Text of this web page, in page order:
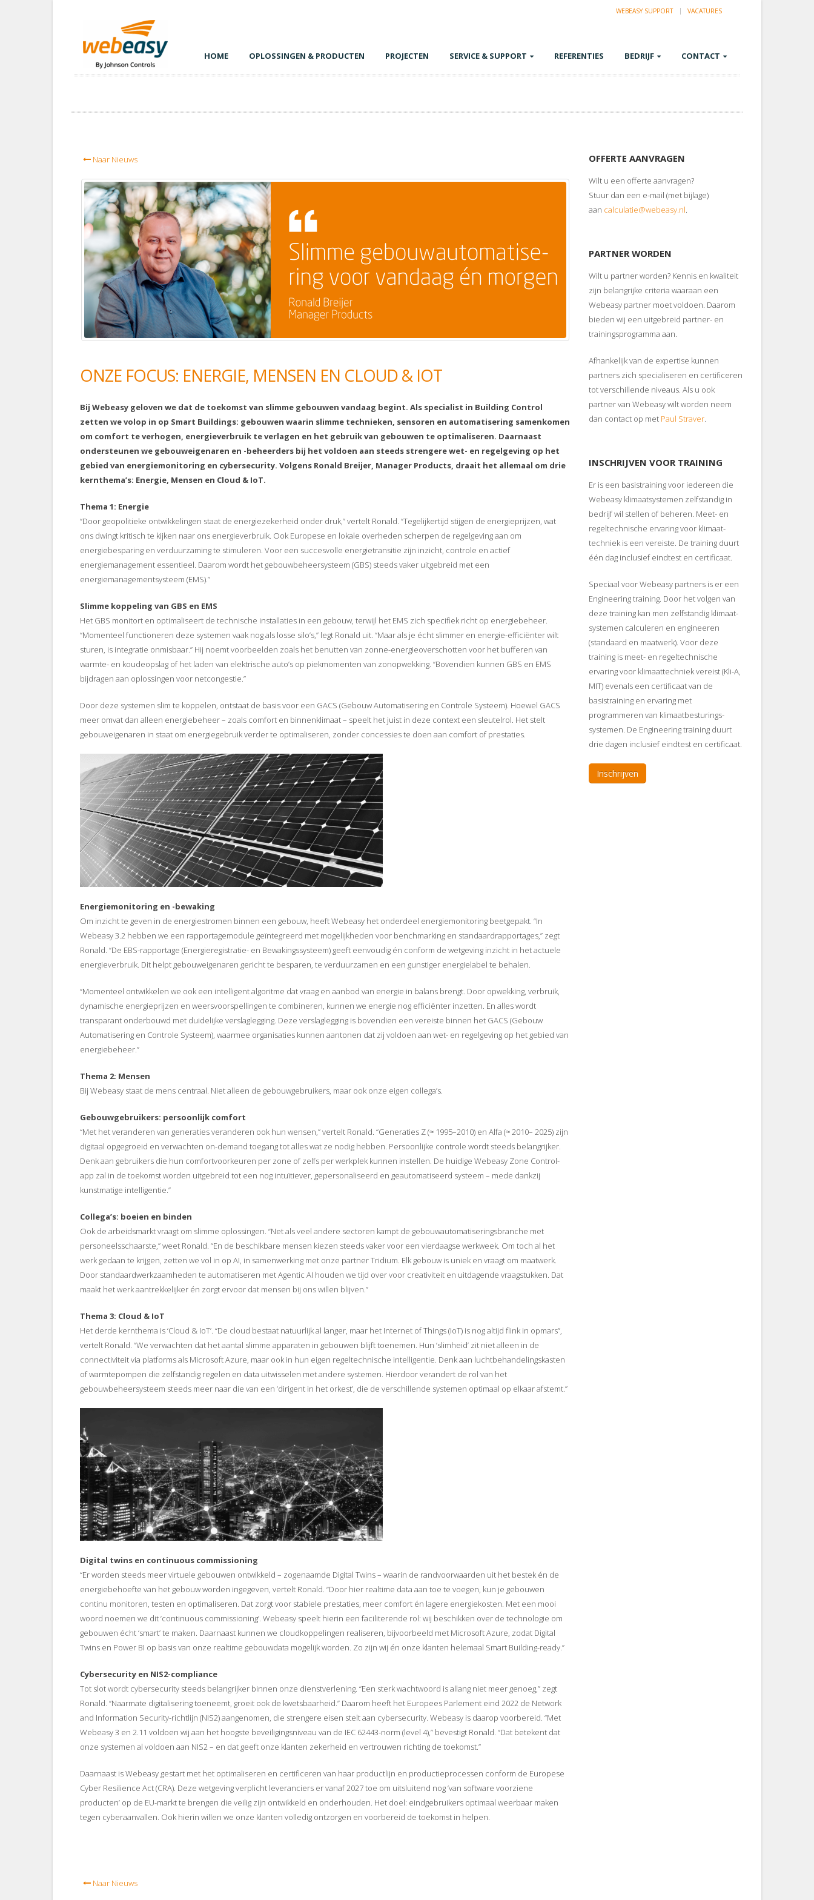
WEBEASY SUPPORT VACATURES
HOME OPLOSSINGEN & PRODUCTEN PROJECTEN SERVICE & SUPPORT REFERENTIES BEDRIJF CONTACT
Naar Nieuws
ONZE FOCUS: ENERGIE, MENSEN EN CLOUD & IOT
Bij Webeasy geloven we dat de toekomst van slimme gebouwen vandaag begint. Als specialist in Building Control
zetten we volop in op Smart Buildings: gebouwen waarin slimme technieken, sensoren en automatisering samenkomen
om comfort te verhogen, energieverbruik te verlagen en het gebruik van gebouwen te optimaliseren. Daarnaast
ondersteunen we gebouweigenaren en -beheerders bij het voldoen aan steeds strengere wet- en regelgeving op het
gebied van energiemonitoring en cybersecurity. Volgens Ronald Breijer, Manager Products, draait het allemaal om drie
kernthema’s: Energie, Mensen en Cloud & IoT.
Thema 1: Energie
“Door geopolitieke ontwikkelingen staat de energiezekerheid onder druk,” vertelt Ronald. “Tegelijkertijd stijgen de energieprijzen, wat
ons dwingt kritisch te kijken naar ons energieverbruik. Ook Europese en lokale overheden scherpen de regelgeving aan om
energiebesparing en verduurzaming te stimuleren. Voor een succesvolle energietransitie zijn inzicht, controle en actief
energiemanagement essentieel. Daarom wordt het gebouwbeheersysteem (GBS) steeds vaker uitgebreid met een
energiemanagementsysteem (EMS).”
Slimme koppeling van GBS en EMS
Het GBS monitort en optimaliseert de technische installaties in een gebouw, terwijl het EMS zich specifiek richt op energiebeheer.
“Momenteel functioneren deze systemen vaak nog als losse silo’s,” legt Ronald uit. “Maar als je écht slimmer en energie-efficiënter wilt
sturen, is integratie onmisbaar.” Hij noemt voorbeelden zoals het benutten van zonne-energieoverschotten voor het bufferen van
warmte- en koudeopslag of het laden van elektrische auto’s op piekmomenten van zonopwekking. “Bovendien kunnen GBS en EMS
bijdragen aan oplossingen voor netcongestie.”
Door deze systemen slim te koppelen, ontstaat de basis voor een GACS (Gebouw Automatisering en Controle Systeem). Hoewel GACS
meer omvat dan alleen energiebeheer – zoals comfort en binnenklimaat – speelt het juist in deze context een sleutelrol. Het stelt
gebouweigenaren in staat om energiegebruik verder te optimaliseren, zonder concessies te doen aan comfort of prestaties.
Energiemonitoring en -bewaking
Om inzicht te geven in de energiestromen binnen een gebouw, heeft Webeasy het onderdeel energiemonitoring beetgepakt. “In
Webeasy 3.2 hebben we een rapportagemodule geïntegreerd met mogelijkheden voor benchmarking en standaardrapportages,” zegt
Ronald. “De EBS-rapportage (Energieregistratie- en Bewakingssysteem) geeft eenvoudig én conform de wetgeving inzicht in het actuele
energieverbruik. Dit helpt gebouweigenaren gericht te besparen, te verduurzamen en een gunstiger energielabel te behalen.
“Momenteel ontwikkelen we ook een intelligent algoritme dat vraag en aanbod van energie in balans brengt. Door opwekking, verbruik,
dynamische energieprijzen en weersvoorspellingen te combineren, kunnen we energie nog efficiënter inzetten. En alles wordt
transparant onderbouwd met duidelijke verslaglegging. Deze verslaglegging is bovendien een vereiste binnen het GACS (Gebouw
Automatisering en Controle Systeem), waarmee organisaties kunnen aantonen dat zij voldoen aan wet- en regelgeving op het gebied van
energiebeheer.”
Thema 2: Mensen
Bij Webeasy staat de mens centraal. Niet alleen de gebouwgebruikers, maar ook onze eigen collega’s.
Gebouwgebruikers: persoonlijk comfort
“Met het veranderen van generaties veranderen ook hun wensen,” vertelt Ronald. “Generaties Z (≈ 1995–2010) en Alfa (≈ 2010– 2025) zijn
digitaal opgegroeid en verwachten on-demand toegang tot alles wat ze nodig hebben. Persoonlijke controle wordt steeds belangrijker.
Denk aan gebruikers die hun comfortvoorkeuren per zone of zelfs per werkplek kunnen instellen. De huidige Webeasy Zone Control-
app zal in de toekomst worden uitgebreid tot een nog intuïtiever, gepersonaliseerd en geautomatiseerd systeem – mede dankzij
kunstmatige intelligentie.”
Collega’s: boeien en binden
Ook de arbeidsmarkt vraagt om slimme oplossingen. “Net als veel andere sectoren kampt de gebouwautomatiseringsbranche met
personeelsschaarste,” weet Ronald. “En de beschikbare mensen kiezen steeds vaker voor een vierdaagse werkweek. Om toch al het
werk gedaan te krijgen, zetten we vol in op AI, in samenwerking met onze partner Tridium. Elk gebouw is uniek en vraagt om maatwerk.
Door standaardwerkzaamheden te automatiseren met Agentic AI houden we tijd over voor creativiteit en uitdagende vraagstukken. Dat
maakt het werk aantrekkelijker én zorgt ervoor dat mensen bij ons willen blijven.”
Thema 3: Cloud & IoT
Het derde kernthema is ‘Cloud & IoT’. “De cloud bestaat natuurlijk al langer, maar het Internet of Things (IoT) is nog altijd flink in opmars”,
vertelt Ronald. “We verwachten dat het aantal slimme apparaten in gebouwen blijft toenemen. Hun ‘slimheid’ zit niet alleen in de
connectiviteit via platforms als Microsoft Azure, maar ook in hun eigen regeltechnische intelligentie. Denk aan luchtbehandelingskasten
of warmtepompen die zelfstandig regelen en data uitwisselen met andere systemen. Hierdoor verandert de rol van het
gebouwbeheersysteem steeds meer naar die van een ‘dirigent in het orkest’, die de verschillende systemen optimaal op elkaar afstemt.”
Digital twins en continuous commissioning
“Er worden steeds meer virtuele gebouwen ontwikkeld – zogenaamde Digital Twins – waarin de randvoorwaarden uit het bestek én de
energiebehoefte van het gebouw worden ingegeven, vertelt Ronald. “Door hier realtime data aan toe te voegen, kun je gebouwen
continu monitoren, testen en optimaliseren. Dat zorgt voor stabiele prestaties, meer comfort én lagere energiekosten. Met een mooi
woord noemen we dit ‘continuous commissioning’. Webeasy speelt hierin een faciliterende rol: wij beschikken over de technologie om
gebouwen écht ‘smart’ te maken. Daarnaast kunnen we cloudkoppelingen realiseren, bijvoorbeeld met Microsoft Azure, zodat Digital
Twins en Power BI op basis van onze realtime gebouwdata mogelijk worden. Zo zijn wij én onze klanten helemaal Smart Building-ready.”
Cybersecurity en NIS2-compliance
Tot slot wordt cybersecurity steeds belangrijker binnen onze dienstverlening. “Een sterk wachtwoord is allang niet meer genoeg,” zegt
Ronald. “Naarmate digitalisering toeneemt, groeit ook de kwetsbaarheid.” Daarom heeft het Europees Parlement eind 2022 de Network
and Information Security-richtlijn (NIS2) aangenomen, die strengere eisen stelt aan cybersecurity. Webeasy is daarop voorbereid. “Met
Webeasy 3 en 2.11 voldoen wij aan het hoogste beveiligingsniveau van de IEC 62443-norm (level 4),” bevestigt Ronald. “Dat betekent dat
onze systemen al voldoen aan NIS2 – en dat geeft onze klanten zekerheid en vertrouwen richting de toekomst.”
Daarnaast is Webeasy gestart met het optimaliseren en certificeren van haar productlijn en productieprocessen conform de Europese
Cyber Resilience Act (CRA). Deze wetgeving verplicht leveranciers er vanaf 2027 toe om uitsluitend nog ‘van software voorziene
producten’ op de EU-markt te brengen die veilig zijn ontwikkeld en onderhouden. Het doel: eindgebruikers optimaal weerbaar maken
tegen cyberaanvallen. Ook hierin willen we onze klanten volledig ontzorgen en voorbereid de toekomst in helpen.
Naar Nieuws
OFFERTE AANVRAGEN
Wilt u een offerte aanvragen?
Stuur dan een e-mail (met bijlage)
aan calculatie@webeasy.nl.
PARTNER WORDEN
Wilt u partner worden? Kennis en kwaliteit
zijn belangrijke criteria waaraan een
Webeasy partner moet voldoen. Daarom
bieden wij een uitgebreid partner- en
trainingsprogramma aan.
Afhankelijk van de expertise kunnen
partners zich specialiseren en certificeren
tot verschillende niveaus. Als u ook
partner van Webeasy wilt worden neem
dan contact op met Paul Straver.
INSCHRIJVEN VOOR TRAINING
Er is een basistraining voor iedereen die
Webeasy klimaatsystemen zelfstandig in
bedrijf wil stellen of beheren. Meet- en
regeltechnische ervaring voor klimaat-
techniek is een vereiste. De training duurt
één dag inclusief eindtest en certificaat.
Speciaal voor Webeasy partners is er een
Engineering training. Door het volgen van
deze training kan men zelfstandig klimaat-
systemen calculeren en engineeren
(standaard en maatwerk). Voor deze
training is meet- en regeltechnische
ervaring voor klimaattechniek vereist (Kli-A,
MIT) evenals een certificaat van de
basistraining en ervaring met
programmeren van klimaatbesturings-
systemen. De Engineering training duurt
drie dagen inclusief eindtest en certificaat.
Inschrijven